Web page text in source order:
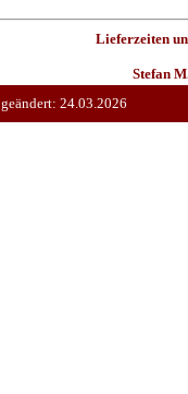
Lieferzeiten
Stefan
geändert: 24.03.2026